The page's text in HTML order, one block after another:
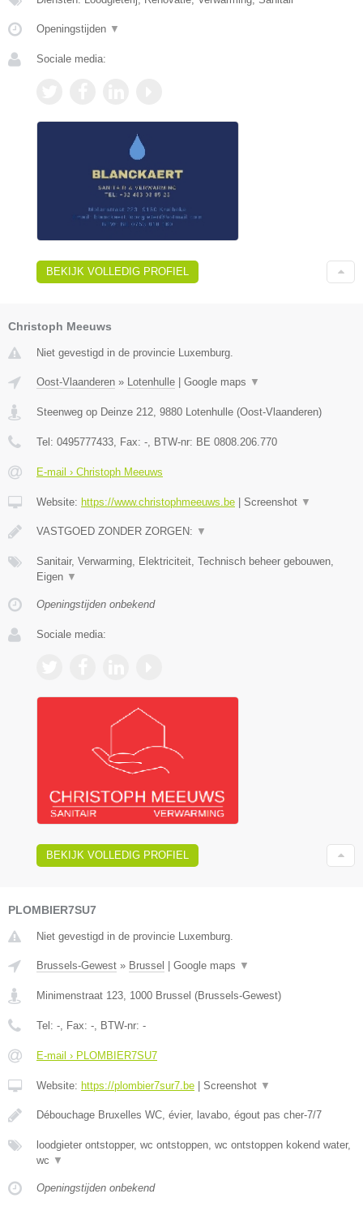
Openingstijden ▼
Sociale media:
BEKIJK VOLLEDIG PROFIEL
Christoph Meeuws
Niet gevestigd in de provincie Luxemburg.
Oost-Vlaanderen » Lotenhulle | Google maps ▼
Steenweg op Deinze 212 9880 Lotenhulle (Oost-Vlaanderen)
Tel: 0495777433 , Fax: - , BTW-nr: BE 0808.206.770
E-mail › Christoph Meeuws
Website: https://www.christophmeeuws.be | Screenshot ▼
VASTGOED ZONDER ZORGEN: ▼
Sanitair, Verwarming, Elektriciteit, Technisch beheer gebouwen,
Eigen ▼
Openingstijden onbekend
Sociale media:
BEKIJK VOLLEDIG PROFIEL
PLOMBIER7SU7
Niet gevestigd in de provincie Luxemburg.
Brussels-Gewest » Brussel Google maps ▼
Minimenstraat 123, 1000 Brussel (Brussels-Gewest)
Tel: -, Fax: -, BTW-nr: -
E-mail › PLOMBIER7SU7
Website: https://plombier7sur7.be Screenshot ▼
Débouchage Bruxelles WC, évier, lavabo, égout pas cher-7/7
loodgieter ontstopper, wc ontstoppen, wc ontstoppen kokend water,
wc ▼
Openingstijden onbekend